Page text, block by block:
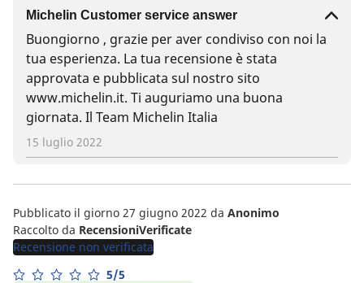
Michelin Customer service answer
Buongiorno , grazie per aver condiviso con noi la
tua esperienza. La tua recensione è stata
approvata e pubblicata sul nostro sito
www.michelin.it. Ti auguriamo una buona
giornata. Il Team Michelin Italia
15 luglio 2022
Pubblicato il giorno 27 giugno 2022 da Anonimo
Raccolto da RecensioniVerificate
Recensione non verificata
5/5